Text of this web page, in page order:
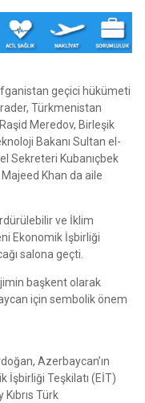
geçici hükümeti
Türkmenistan
Raşid Meredov, Birleşik
Bakanı Sultan el-
Sekreteri Kubanıçbek
Khan da aile
ve İklim
Ekonomik İşbirliği
salona geçti.
başkent olarak
için sembolik önem
Azerbaycan’ın
İşbirliği Teşkilatı (EİT)
Türk